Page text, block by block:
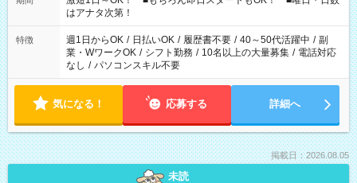
はアナタ次第！
特徴 週1日からOK / 日払いOK / 履歴書不要 / 40～50代活躍中 / 副
業・WワークOK / シフト勤務 / 10名以上の大量募集 / 電話対応
なし / パソコンスキル不要
気になる！ 応募する 詳細へ
掲載日：2026.08.05
未読